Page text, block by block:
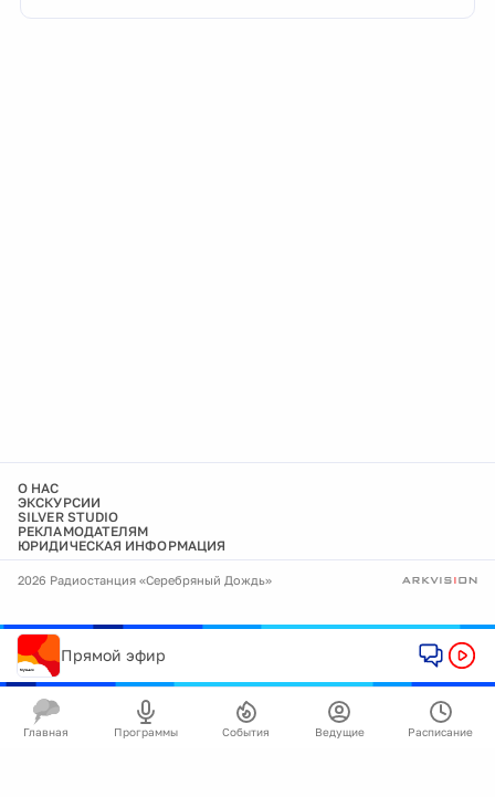
О НАС
ЭКСКУРСИИ
SILVER STUDIO
РЕКЛАМОДАТЕЛЯМ
ЮРИДИЧЕСКАЯ ИНФОРМАЦИЯ
2026 Радиостанция «Серебряный Дождь»
Прямой эфир
Главная Программы События Ведущие Расписание